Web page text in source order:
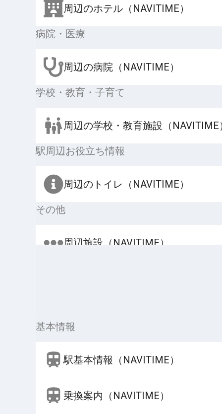
周辺のホテル（NAVITIME）
病院・医療
周辺の病院（NAVITIME）
学校・教育・子育て
周辺の学校・教育施設（NAVITIME
駅周辺お役立ち情報
周辺のトイレ（NAVITIME）
その他
周辺施設（NAVITIME）
基本情報
駅基本情報（NAVITIME）
乗換案内（NAVITIME）